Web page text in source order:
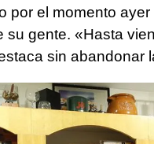
por el momento
su gente. «Hasta
sin abandonar